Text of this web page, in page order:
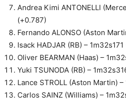
Andrea Kimi ANTONELLI
(+0.787)
Fernando ALONSO (Aston
Isack HADJAR (RB) –
Oliver BEARMAN (Haas) –
Yuki TSUNODA (RB) –
Lance STROLL (Aston Martin) –
Carlos SAINZ (Williams) –